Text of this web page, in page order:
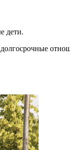
дети.